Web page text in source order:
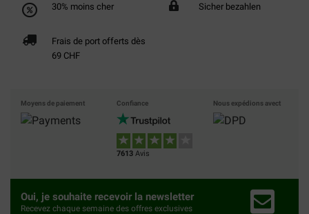
30% moins cher Sicher bezahlen
Frais de port offerts dès
69 CHF
Moyens de paiement Confiance
7613 Avis
Nous expédions avect
Oui, je souhaite recevoir la newsletter
Recevez chaque semaine des offres exclusives